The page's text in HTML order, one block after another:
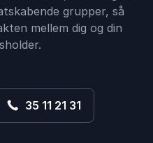
grupper, så
mellem dig og din
35 11 21 31